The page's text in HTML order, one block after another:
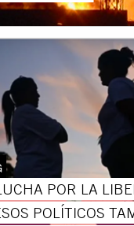
POR LA
POLÍTICOS